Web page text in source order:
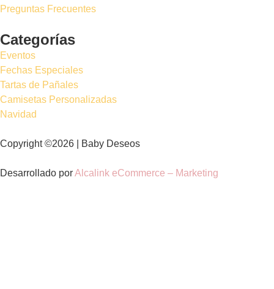
Preguntas Frecuentes
Categorías
Eventos
Fechas Especiales
Tartas de Pañales
Camisetas Personalizadas
Navidad
Copyright ©2026 | Baby Deseos
Desarrollado porAlcalink eCommerce – Marketing